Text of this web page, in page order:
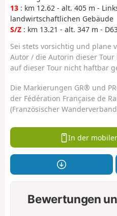
13 : km 12.62 - alt. 405 m -
landwirtschaftlichen Gebäude
S/Z : km 13.21 - alt. 347 m -
Sei stets vorsichtig und plane
Autor / die Autorin dieser
auf dieser Tour nicht haftbar
Die Markierungen GR® und
der Fédération Française de
(Französischer
In der
Bewertungen